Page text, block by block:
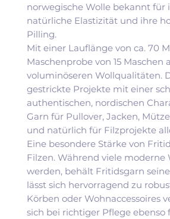
norwegische Wolle bekannt für
natürliche Elastizität und ihre
Pilling.
Mit einer Lauflänge von ca. 70
Maschenprobe von 15
voluminöseren Wollqualitäten.
gestrickte Projekte mit einer
authentischen, nordischen
Garn für Pullover, Jacken,
und natürlich für Filzprojekte
Eine besondere Stärke von
Filzen. Während viele
werden, behält Fritidsgarn
lässt sich hervorragend zu
Körben oder Wohnaccessoires
sich bei richtiger Pflege